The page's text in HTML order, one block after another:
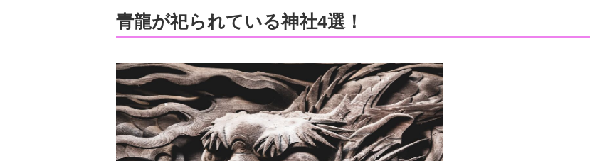
青龍が祀られている神社4選！